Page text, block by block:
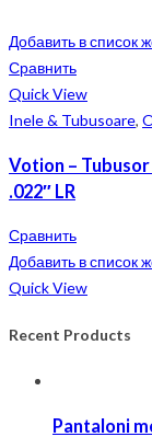
Добавить в список
Сравнить
Quick View
Inele & Tubusoare,
Votion –
.022″ LR
Сравнить
Добавить в список
Quick View
Recent Products
Pantaloni